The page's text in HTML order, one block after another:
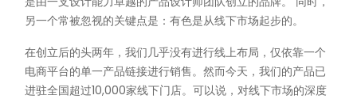
另一个常被忽视的关键点是：有色是从线下市场起步的。
在创立后的头两年，我们几乎没有进行线上布局，仅依靠一个
电商平台的单一产品链接进行销售。然而今天，我们的产品已
进驻全国超过10,000家线下门店。可以说，对线下市场的深度